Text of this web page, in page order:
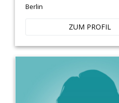
Berlin
ZUM PROFIL